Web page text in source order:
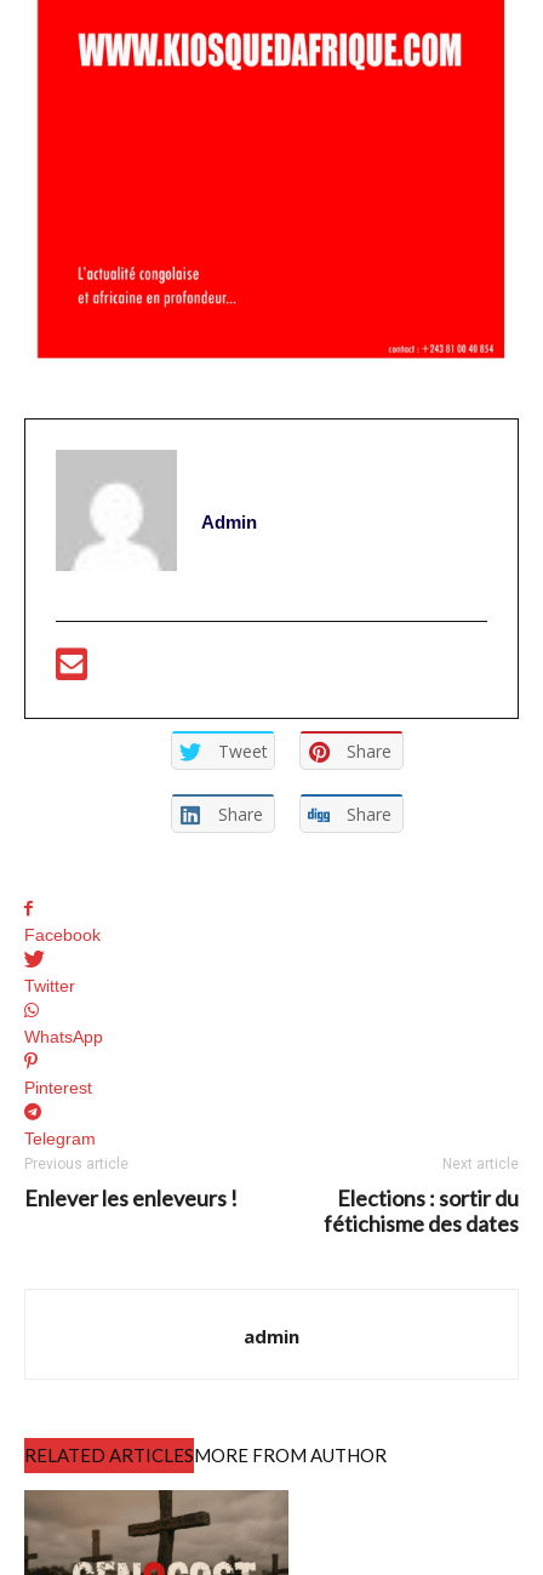
Admin
Tweet Share
Share Share
Facebook
Twitter
WhatsApp
Pinterest
Telegram
Previous article
Enlever les enleveurs !
Next article
Elections : sortir du
fétichisme des dates
admin
RELATED ARTICLESMORE FROM AUTHOR